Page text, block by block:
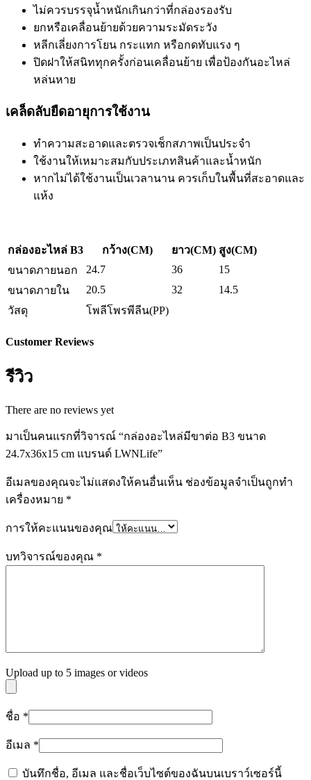
ไม่ควรบรรจุน้ำหนักเกินกว่าที่กล่องรองรับ
ยกหรือเคลื่อนย้ายด้วยความระมัดระวัง
หลีกเลี่ยงการโยน กระแทก หรือกดทับแรง ๆ
ปิดฝาให้สนิททุกครั้งก่อนเคลื่อนย้าย เพื่อป้องกันอะไหล่
หล่นหาย
เคล็ดลับยืดอายุการใช้งาน
ทำความสะอาดและตรวจเช็กสภาพเป็นประจำ
ใช้งานให้เหมาะสมกับประเภทสินค้าและน้ำหนัก
หากไม่ได้ใช้งานเป็นเวลานาน ควรเก็บในพื้นที่สะอาดและ
แห้ง
กล่องอะไหล่ B3 กว้าง(CM) ยาว(CM) สูง(CM)
ขนาดภายนอก
24.7 36
15
ขนาดภายใน
20.5 32
14.5
วัสดุ
โพลีโพรพีลีน(PP)
Customer Reviews
รีวิว
There are no reviews yet
มาเป็นคนแรกที่วิจารณ์ “กล่องอะไหล่มีขาต่อ B3 ขนาด
24.7x36x15 cm แบรนด์ LWNLife”
อีเมลของคุณจะไม่แสดงให้คนอื่นเห็น ช่องข้อมูลจำเป็นถูกทำ
เครื่องหมาย *
การให้คะแนนของคุณ
บทวิจารณ์ของคุณ *
Upload up to 5 images or videos
ชื่อ *
อีเมล *
บันทึกชื่อ, อีเมล และชื่อเว็บไซต์ของฉันบนเบราว์เซอร์นี้